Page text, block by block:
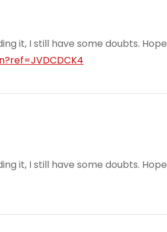
it, I still have some doubts. Hope
it, I still have some doubts. Hope